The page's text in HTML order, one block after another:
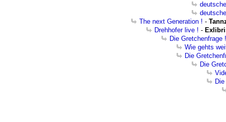
The next Generation ! -
Drehhofer live ! -
Die Gretchenfrage !
Wie gehts
Die
Die